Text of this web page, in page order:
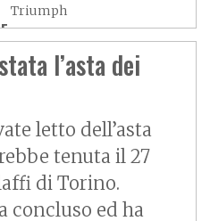
Triumph
Yamaha
Aspes
»
l’asta dei
letto dell’asta
tenuta il 27
di Torino.
concluso ed ha